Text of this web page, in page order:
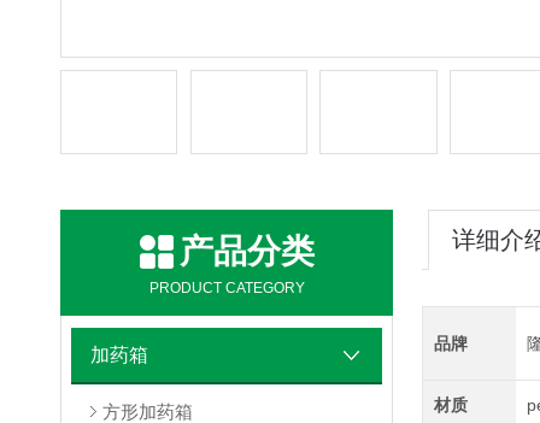
产品分类
PRODUCT CATEGORY
加药箱
方形加药箱
详细介
品牌
材质